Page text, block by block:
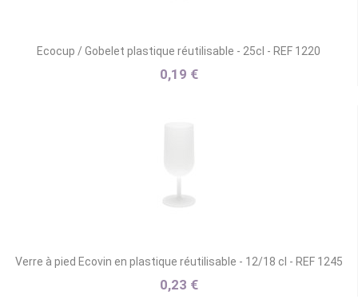
Ecocup / Gobelet plastique réutilisable - 25cl - REF 1220
0,19 €
Verre à pied Ecovin en plastique réutilisable - 12/18 cl - REF 1245
0,23 €